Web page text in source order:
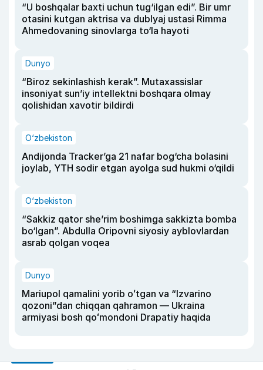
“U boshqalar baxti uchun tug‘ilgan edi”. Bir umr
otasini kutgan aktrisa va dublyaj ustasi Rimma
Ahmedovaning sinovlarga to‘la hayoti
Dunyo
“Biroz sekinlashish kerak”. Mutaxassislar
insoniyat sun’iy intellektni boshqara olmay
qolishidan xavotir bildirdi
O‘zbekiston
Andijonda Tracker’ga 21 nafar bog‘cha bolasini
joylab, YTH sodir etgan ayolga sud hukmi o‘qildi
O‘zbekiston
“Sakkiz qator she’rim boshimga sakkizta bomba
bo‘lgan”. Abdulla Oripovni siyosiy ayblovlardan
asrab qolgan voqea
Dunyo
Mariupol qamalini yorib oʻtgan va “Izvarino
qozoni”dan chiqqan qahramon — Ukraina
armiyasi bosh qoʻmondoni Drapatiy haqida